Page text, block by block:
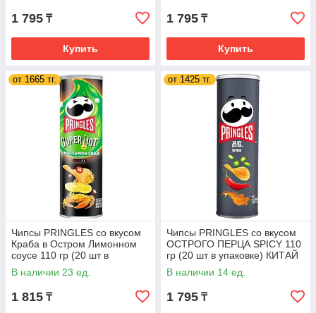
1 795 ₸
Купить
1 795 ₸
Купить
от 1665 тг.
Чипсы PRINGLES со вкусом
Краба в Остром Лимонном
соусе 110 гр (20 шт в
упаковке) КИТАЙ
В наличии 23 ед.
1 815 ₸
от 1425 тг.
Чипсы PRINGLES со вкусом
ОСТРОГО ПЕРЦА SPICY 110
гр (20 шт в упаковке) КИТАЙ
В наличии 14 ед.
1 795 ₸